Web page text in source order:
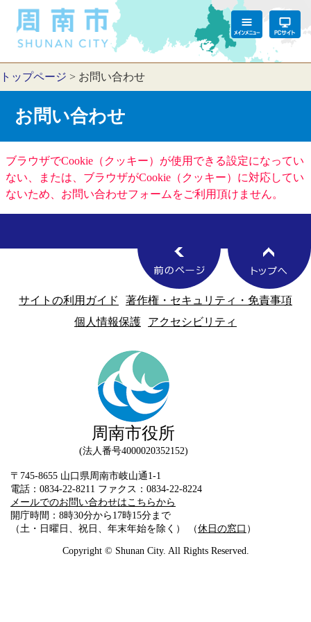
トップページ > お問い合わせ
お問い合わせ
ブラウザでCookie（クッキー）が使用できる設定になってい
ない、または、ブラウザがCookie（クッキー）に対応してい
ないため、お問い合わせフォームをご利用頂けません。
サイトの利用ガイド
著作権・セキュリティ・免責事項
個人情報保護
アクセシビリティ
周南市役所
法人番号4000020352152
〒745-8655 山口県周南市岐山通1-1
電話：0834-22-8211 ファクス：0834-22-8224
メールでのお問い合わせはこちらから
開庁時間：8時30分から17時15分まで
（土・日曜日、祝日、年末年始を除く） （休日の窓口 ）
Copyright © Shunan City. All Rights Reserved.